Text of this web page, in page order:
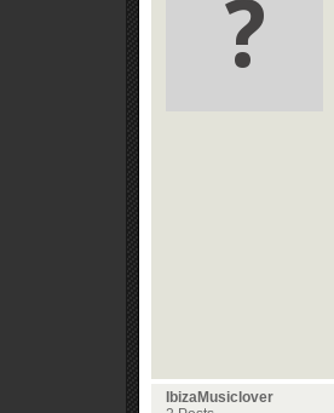
IbizaMusiclover